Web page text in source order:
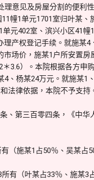
意见及房屋分割的便利
幢1单元1701室归叶某、
元402室、滨兴小区41幢
产权登记手续。就施某4
场价，施某1户所安置房
＊3.6）。本院根据各方申
、杨某24万元。就施某1
法律依据，本院不予支持
、第三百零四条，《中华
（施某1占50％、吴某占
有（叶某占33％、施某3